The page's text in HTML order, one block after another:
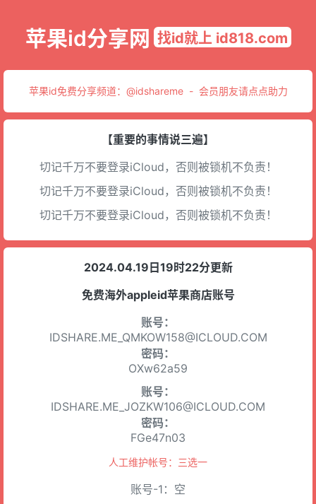
苹果id分享网 找id就上 id818.com
苹果id免费分享频道： @idshareme- 会员朋友请点点助力
【重要的事情说三遍】
切记千万不要登录iCloud，否则被锁机不负责！
切记千万不要登录iCloud，否则被锁机不负责！
切记千万不要登录iCloud，否则被锁机不负责！
2024.04.19日19时22分更新
免费海外appleid苹果商店账号
账号：
IDSHARE.ME_QMKOW158@ICLOUD.COM
密码：
OXw62a59
账号：
IDSHARE.ME_JOZKW106@ICLOUD.COM
密码：
FGe47n03
人工维护帐号：三选一
账号-1：空